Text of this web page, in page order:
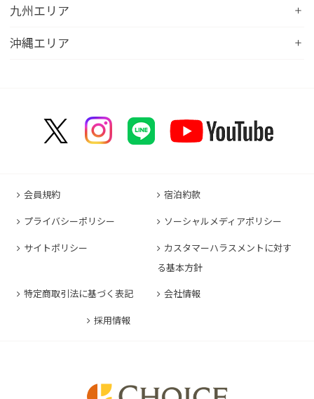
コンフォートホテル天童
コンフォートイン福島西インター
コンフォートイン千葉浜野R16
コンフォートホテル東京神田
コンフォートホテルERA東京東神田
コンフォートイン東京六本木
コンフォートホテル東京清澄白河
コンフォートホテル富山駅前
コンフォートイン塩尻北インター
hotel around TAKAYAMA, an Ascend Collection
コンフォートイン名古屋栄駅前
コンフォートホテル豊川
コンフォートイン豊川インター
コンフォートホテル豊橋
コンフォートホテル中部国際空港
コンフォートホテル四日市
コンフォートホテル鈴鹿
コンフォートイン京都四条烏丸
コンフォートホテル新大阪
HOTEL GEOMETIQ Osaka Umeda,an Ascend
コンフォートホテル姫路
コンフォートホテル和歌山
コンフォートイン倉敷水島
コンフォートイン善通寺インター
九州エリア
コンフォートホテル小倉
コンフォートイン福岡天神
コンフォートイン宗像
コンフォートイン熊本御幸笛田
沖縄エリア
コンフォートホテルERA石垣島
会員規約 宿泊約款
プライバシーポリシー ソーシャルメディアポリシー
サイトポリシー
カスタマーハラスメントに対す
る基本方針
特定商取引法に基づく表記 会社情報
採用情報